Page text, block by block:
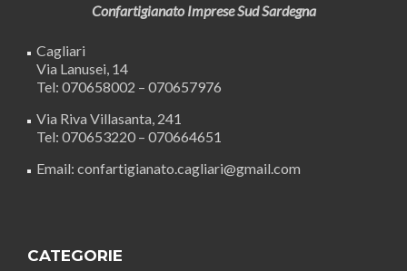
Confartigianato Imprese Sud Sardegna
Cagliari
Via Lanusei, 14
Tel: 070658002 – 070657976
Via Riva Villasanta, 241
Tel: 070653220 – 070664651
Email: confartigianato.cagliari@gmail.com
CATEGORIE